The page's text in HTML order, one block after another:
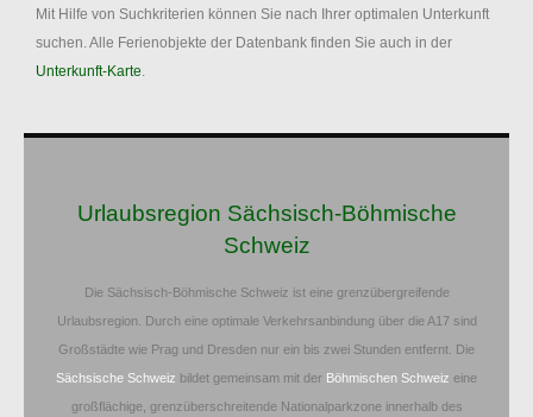
Mit Hilfe von Suchkriterien können Sie nach Ihrer optimalen Unterkunft
suchen. Alle Ferienobjekte der Datenbank finden Sie auch in der
Unterkunft-Karte.
Urlaubsregion Sächsisch-Böhmische
Schweiz
Die Sächsisch-Böhmische Schweiz ist eine grenzübergreifende
Urlaubsregion. Durch eine optimale Verkehrsanbindung über die A17 sind
Großstädte wie Prag und Dresden nur ein bis zwei Stunden entfernt. Die
Sächsische Schweiz bildet gemeinsam mit der Böhmischen Schweiz eine
großflächige, grenzüberschreitende Nationalparkzone innerhalb des